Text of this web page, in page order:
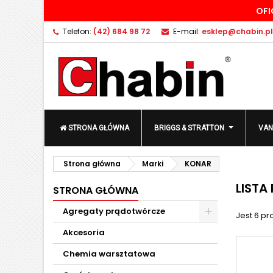
Telefon: (42) 684 98 72 E-mail: esklep@chabin.pl
STRONA GŁÓWNA BRIGGS & STRATTON
Strona główna Marki KONAR
STRONA GŁÓWNA
Agregaty prądotwórcze
Akcesoria
Chemia warsztatowa
LISTA
Jest 6